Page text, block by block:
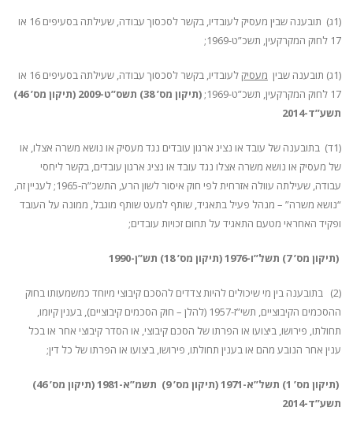
(1ג) תובענה שבין מעסיק לעובדיו, בקשר לסכסוך עבודה, שעילתה בסעיפים 16 או
17 לחוק המקרקעין, תשכ”ט-1969;
(1ג) תובענה שבין מעסיק
לעובדיו, בקשר לסכסוך עבודה, שעילתה בסעיפים 16 או
17 לחוק המקרקעין, תשכ”ט-1969;
(תיקון מס’ 38) תשס”ט-2009 (תיקון מס’ 46)
תשע”ד-2014
(1ד) בתובענה של עובד או נציג ארגון עובדים נגד מעסיק או נושא משרה אצלו, או
של מעסיק או נושא משרה אצלו נגד עובד או נציג ארגון עובדים, בקשר ליחסי
עבודה, שעילתה עוולה אזרחית לפי חוק איסור לשון הרע, התשכ”ה-1965; לעניין זה,
“נושא משרה” – מנהל פעיל בתאגיד, שותף למעט שותף מוגבל, ממונה על העובד
ופקיד האחראי מטעם התאגיד על תחום זכויות עובדים;
(תיקון מס’ 7) תשל”ו-1976 (תיקון מס’ 18) תש”ן-1990
(2) בתובענה בין מי שיכולים להיות צדדים להסכם קיבוצי מיוחד כמשמעותו בחוק
ההסכמים הקיבוציים, תשי”ז-1957 (להלן – חוק הסכמים קיבוציים), בענין קיומו,
תחולתו, פירושו, ביצועו או הפרתו של הסכם קיבוצי, או הסדר קיבוצי אחר או בכל
ענין אחר הנובע מהם או בענין תחולתו, פירושו, ביצועו או הפרתו של כל דין;
(תיקון מס’ 1) תשל”א-1971 (תיקון מס’ 9) תשמ”א-1981 (תיקון מס’ 46)
תשע”ד-2014